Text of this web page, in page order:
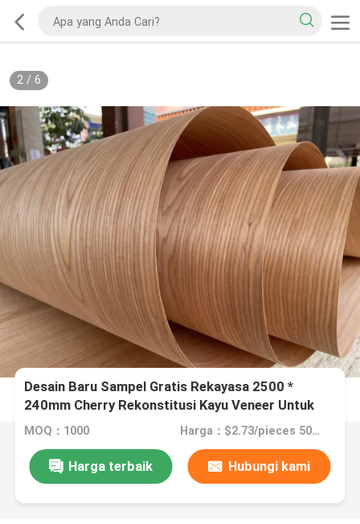
2/ 6
Desain Baru Sampel Gratis Rekayasa 2500 *
240mm Cherry Rekonstitusi Kayu Veneer Untuk
Pintu Dek Kapal
MOQ：1000 Harga：$2.73/pieces 50-499 pieces
Harga terbaik Hubungi kami